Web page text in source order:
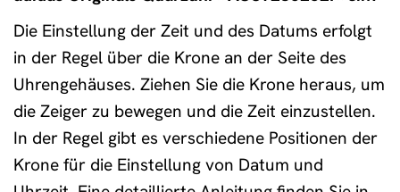
Die Einstellung der Zeit und des Datums erfolgt
in der Regel über die Krone an der Seite des
Uhrengehäuses. Ziehen Sie die Krone heraus, um
die Zeiger zu bewegen und die Zeit einzustellen.
In der Regel gibt es verschiedene Positionen der
Krone für die Einstellung von Datum und